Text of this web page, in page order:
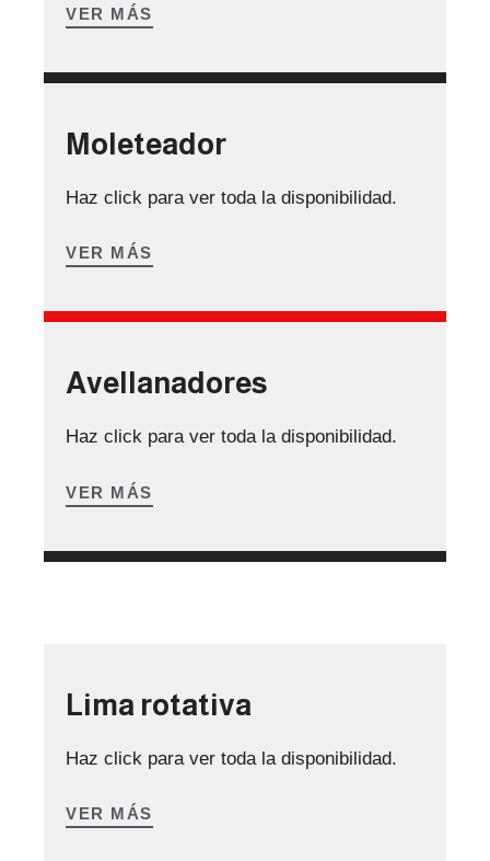
VER MÁS
Moleteador
Haz click para ver toda la disponibilidad.
VER MÁS
Avellanadores
Haz click para ver toda la disponibilidad.
VER MÁS
Lima rotativa
Haz click para ver toda la disponibilidad.
VER MÁS